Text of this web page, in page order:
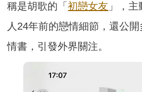
稱是胡歌的「初戀女友 」，
人24年前的戀情細節，還公
情書，引發外界關注。